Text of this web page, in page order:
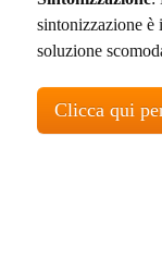
sintonizzazione è
soluzione
Clicca qui